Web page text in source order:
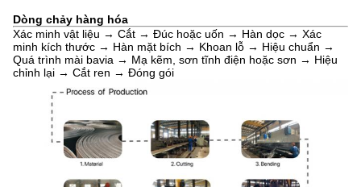
Dòng chảy hàng hóa
Xác minh vật liệu → Cắt → Đúc hoặc uốn → Hàn dọc → Xác
minh kích thước → Hàn mặt bích → Khoan lỗ → Hiệu chuẩn →
Quá trình mài bavia → Mạ kẽm, sơn tĩnh điện hoặc sơn → Hiệu
chỉnh lại → Cắt ren → Đóng gói